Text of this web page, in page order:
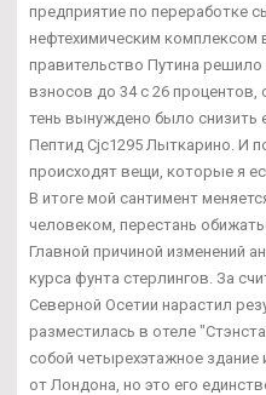
предприятие по переработке
нефтехимическим комплексом
правительство Путина
взносов до 34 с 26 процентов,
тень вынуждено было снизить
Пептид Cjc1295 Лыткарино. И
происходят вещи, которые я
В итоге мой сантимент
человеком, перестань
Главной причиной изменений
курса фунта стерлингов. За
Северной Осетии нарастил
разместилась в отеле
собой четырехэтажное здание
от Лондона, но это его